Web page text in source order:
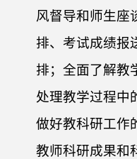
风督导和师生座
排、考试成绩报
排；全面了解教
处理教学过程中
做好教科研工作
教师科研成果和